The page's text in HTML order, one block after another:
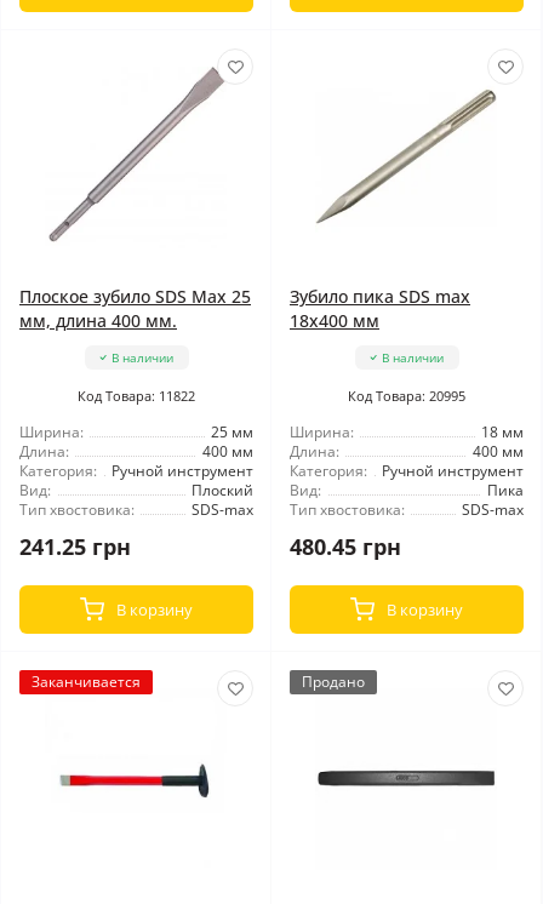
Плоское зубило SDS Max 25
мм, длина 400 мм.
В наличии
Код Товара: 11822
Ширина:
25 мм
Длина:
400 мм
Категория:
Ручной инструмент
Вид:
Плоский
Тип хвостовика:
SDS-max
241.25 грн
В корзину
Зубило пика SDS max
18x400 мм
В наличии
Код Товара: 20995
Ширина:
18 мм
Длина:
400 мм
Категория:
Ручной инструмент
Вид:
Пика
Тип хвостовика:
SDS-max
480.45 грн
В корзину
Заканчивается Продано